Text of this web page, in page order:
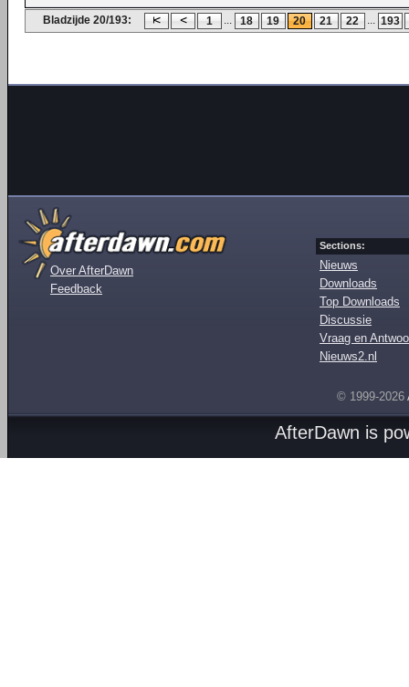
Bladzijde 20/193: 1 ... 18 19 20 21 22 ... 193
Over AfterDawn
Feedback
Sections:
Nieuws
Downloads
Top Downloads
Discussie
Vraag en
Nieuws2.nl
© 1999-2026
AfterDawn is